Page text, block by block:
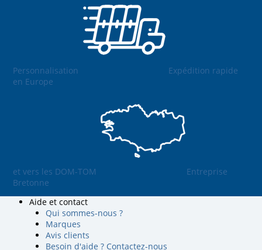
Personnalisation
Expédition rapide
en Europe
et vers les DOM-TOM
Entreprise
Bretonne
Aide et contact
Qui sommes-nous ?
Marques
Avis clients
Besoin d'aide ? Contactez-nous